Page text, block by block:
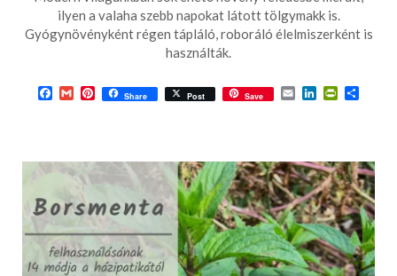
2022-
10-
09
ilyen a valaha szebb napokat látott tölgymakk is.
Gyógynövényként régen tápláló, roboráló élelmiszerként is
használták.
Facebook
GmailPinterest
Share Post Save EmailLinkedIn